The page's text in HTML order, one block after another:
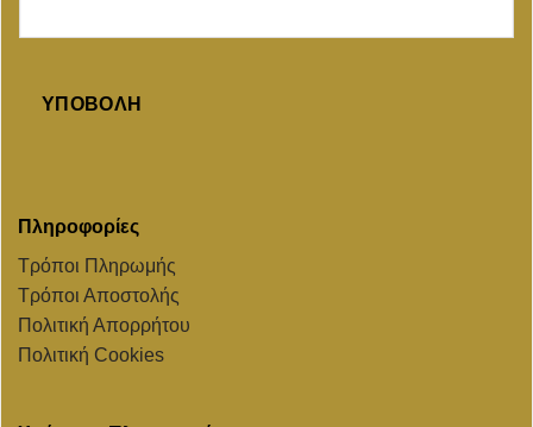
Πληροφορίες
Τρόποι Πληρωμής
Τρόποι Αποστολής
Πολιτική Απορρήτου
Πολιτική Cookies
ΥΠΟΒΟΛΉ